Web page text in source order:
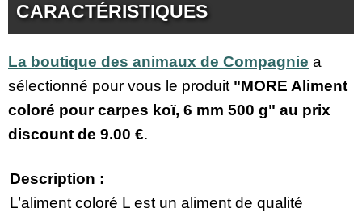
CARACTÉRISTIQUES
La boutique des animaux de Compagnie a
sélectionné pour vous le produit "MORE Aliment
coloré pour carpes koï, 6 mm 500 g" au prix
discount de 9.00 €.
Description :
L’aliment coloré L est un aliment de qualité